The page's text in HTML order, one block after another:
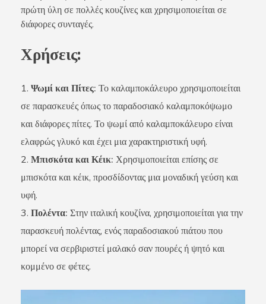
πρώτη ύλη σε πολλές κουζίνες και χρησιμοποιείται σε
διάφορες συνταγές.
Χρήσεις:
Ψωμί και Πίτες: Το καλαμποκάλευρο χρησιμοποιείται
σε παρασκευές όπως το παραδοσιακό καλαμποκόψωμο
και διάφορες πίτες. Το ψωμί από καλαμποκάλευρο είναι
ελαφρώς γλυκό και έχει μια χαρακτηριστική υφή.
Μπισκότα και Κέικ: Χρησιμοποιείται επίσης σε
μπισκότα και κέικ, προσδίδοντας μια μοναδική γεύση και
υφή.
Πολέντα: Στην ιταλική κουζίνα, χρησιμοποιείται για την
παρασκευή πολέντας, ενός παραδοσιακού πιάτου που
μπορεί να σερβιριστεί μαλακό σαν πουρές ή ψητό και
κομμένο σε φέτες.